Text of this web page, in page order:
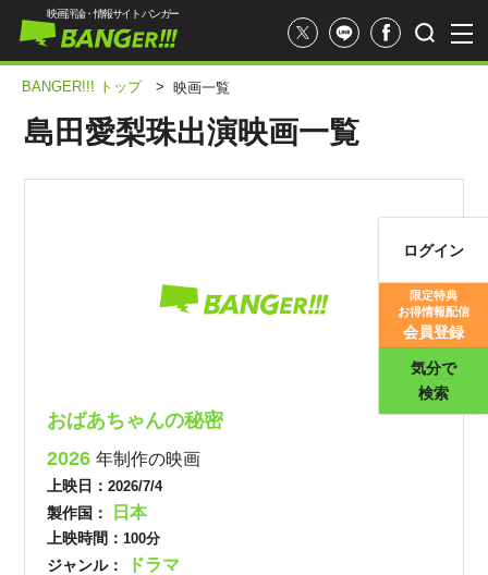
映画評価
映画評論・情報サイト バンガー
ログイン
限定特典
お得情報配信
会員登録
気分で
検索
BANGER!!! トップ > 映画一覧
島田愛梨珠出演映画一覧
おばあちゃんの秘密
2026年制作の映画
上映日：2026/7/4
製作国： 日本
上映時間： 100分
ジャンル： ドラマ